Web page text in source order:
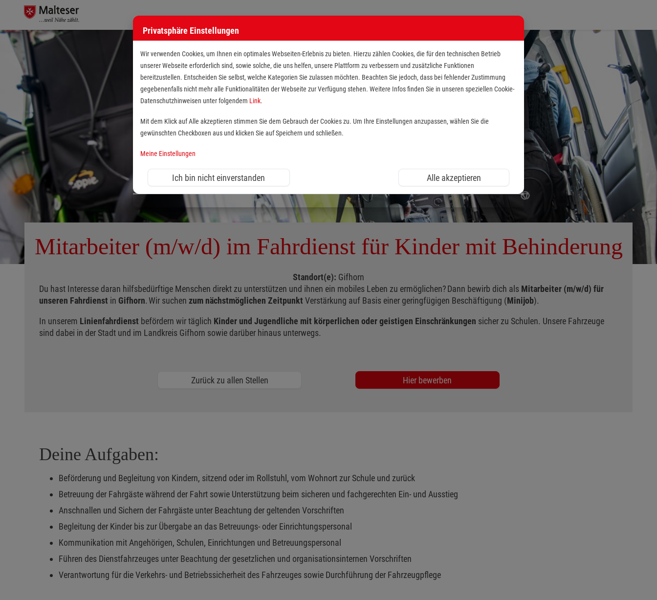
Mitarbeiter (m/w/d) im Fahrdienst für Kinder mit Behinderung
Standort(e): Gifhorn
Du hast Interesse daran hilfsbedürftige Menschen direkt zu unterstützen und ihnen ein mobiles Leben zu ermöglichen? Dann bewirb dich als Mitarbeiter (m/w/d) für
unseren Fahrdienst in Gifhorn. Wir suchen zum nächstmöglichen Zeitpunkt Verstärkung auf Basis einer geringfügigen Beschäftigung (Minijob).
In unserem Linienfahrdienst befördern wir täglich Kinder und Jugendliche mit körperlichen oder geistigen Einschränkungen sicher zu Schulen. Unsere Fahrzeuge
sind dabei in der Stadt und im Landkreis Gifhorn sowie darüber hinaus unterwegs.
Zurück zu allen Stellen Hier bewerben
Deine Aufgaben:
Beförderung und Begleitung von Kindern, sitzend oder im Rollstuhl, vom Wohnort zur Schule und zurück
Betreuung der Fahrgäste während der Fahrt sowie Unterstützung beim sicheren und fachgerechten Ein- und Ausstieg
Anschnallen und Sichern der Fahrgäste unter Beachtung der geltenden Vorschriften
Begleitung der Kinder bis zur Übergabe an das Betreuungs- oder Einrichtungspersonal
Kommunikation mit Angehörigen, Schulen, Einrichtungen und Betreuungspersonal
Führen des Dienstfahrzeuges unter Beachtung der gesetzlichen und organisationsinternen Vorschriften
Verantwortung für die Verkehrs- und Betriebssicherheit des Fahrzeuges sowie Durchführung der Fahrzeugpflege
Privatsphäre Einstellungen
Wir verwenden Cookies, um Ihnen ein optimales Webseiten-Erlebnis zu bieten. Hierzu zählen Cookies, die für den technischen Betrieb
unserer Webseite erforderlich sind, sowie solche, die uns helfen, unsere Plattform zu verbessern und zusätzliche Funktionen
bereitzustellen. Entscheiden Sie selbst, welche Kategorien Sie zulassen möchten. Beachten Sie jedoch, dass bei fehlender Zustimmung
gegebenenfalls nicht mehr alle Funktionalitäten der Webseite zur Verfügung stehen. Weitere Infos finden Sie in unseren speziellen Cookie-
Datenschutzhinweisen unter folgendem Link.
Mit dem Klick auf Alle akzeptieren stimmen Sie dem Gebrauch der Cookies zu. Um Ihre Einstellungen anzupassen, wählen Sie die
gewünschten Checkboxen aus und klicken Sie auf Speichern und schließen.
Meine Einstellungen
Ich bin nicht einverstanden Alle akzeptieren